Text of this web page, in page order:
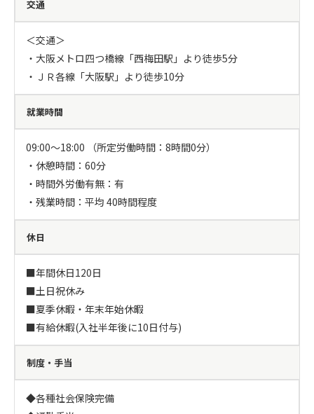
交通
＜交通＞
・大阪メトロ四つ橋線「西梅田駅」より徒歩5分
・ＪＲ各線「大阪駅」より徒歩10分
就業時間
09:00～18:00 （所定労働時間：8時間0分）
・休憩時間：60分
・時間外労働有無：有
・残業時間：平均 40時間程度
休日
■年間休日120日
■土日祝休み
■夏季休暇・年末年始休暇
■有給休暇(入社半年後に10日付与)
制度・手当
◆各種社会保険完備